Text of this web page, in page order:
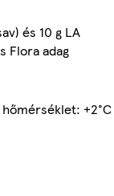
és 10 g LA
Flora adag
+2°C